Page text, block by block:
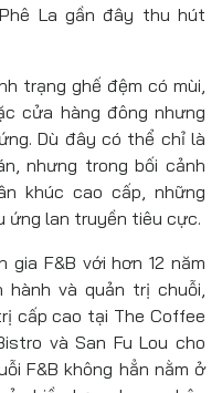
La gần đây thu hút
trạng ghế đệm có mùi,
cửa hàng đông nhưng
Dù đây có thể chỉ là
nhưng trong bối cảnh
khúc cao cấp, những
ứng lan truyền tiêu cực.
gia F&B với hơn 12 năm
và quản trị chuỗi,
cấp cao tại The Coffee
và San Fu Lou cho
F&B không hẳn nằm ở